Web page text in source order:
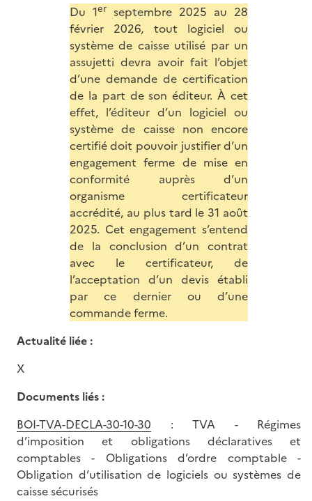
Du 1erseptembre 2025 au 28
février 2026, tout logiciel ou
système de caisse utilisé par un
assujetti devra avoir fait l’objet
d’une demande de certification
de la part de son éditeur. À cet
effet, l’éditeur d’un logiciel ou
système de caisse non encore
certifié doit pouvoir justifier d’un
engagement ferme de mise en
conformité auprès d’un
organisme certificateur
accrédité, au plus tard le 31 août
2025. Cet engagement s’entend
de la conclusion d’un contrat
avec le certificateur, de
l’acceptation d’un devis établi
par ce dernier ou d’une
commande ferme.
Actualité liée :
X
Documents liés :
BOI-TVA-DECLA-30-10-30 : TVA - Régimes
d’imposition et obligations déclaratives et
comptables - Obligations d’ordre comptable -
Obligation d’utilisation de logiciels ou systèmes de
caisse sécurisés